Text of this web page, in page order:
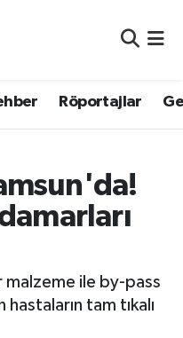
Röportajlar
ile by-pass
tam tıkalı
Fikstür